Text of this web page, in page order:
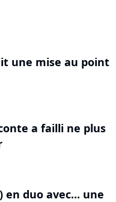
une mise au point
a failli ne plus
en duo avec... une